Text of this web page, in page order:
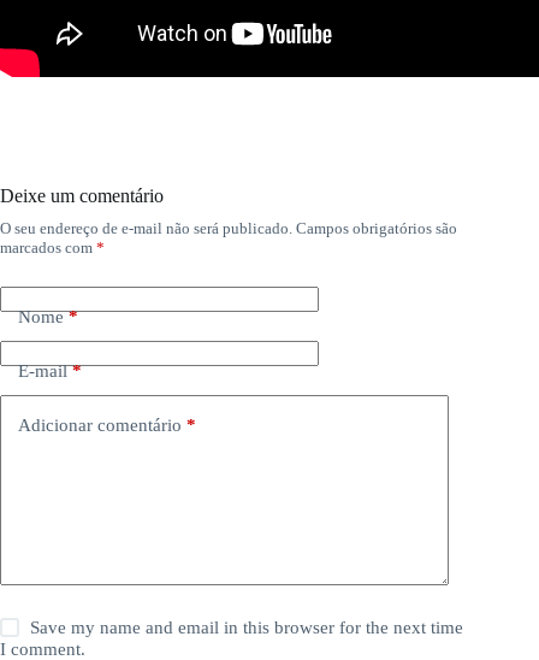
Deixe um comentário
O seu endereço de e-mail não será publicado. Campos obrigatórios são
marcados com *
Nome*
E-mail*
Adicionar comentário *
Save my name and email in this browser for the next time
I comment.